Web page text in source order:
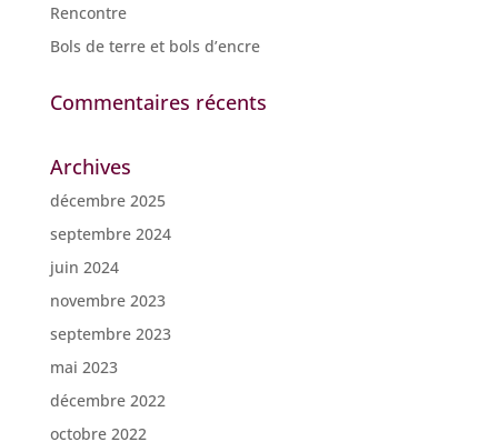
Rencontre
Bols de terre et bols d’encre
Commentaires récents
Archives
décembre 2025
septembre 2024
juin 2024
novembre 2023
septembre 2023
mai 2023
décembre 2022
octobre 2022